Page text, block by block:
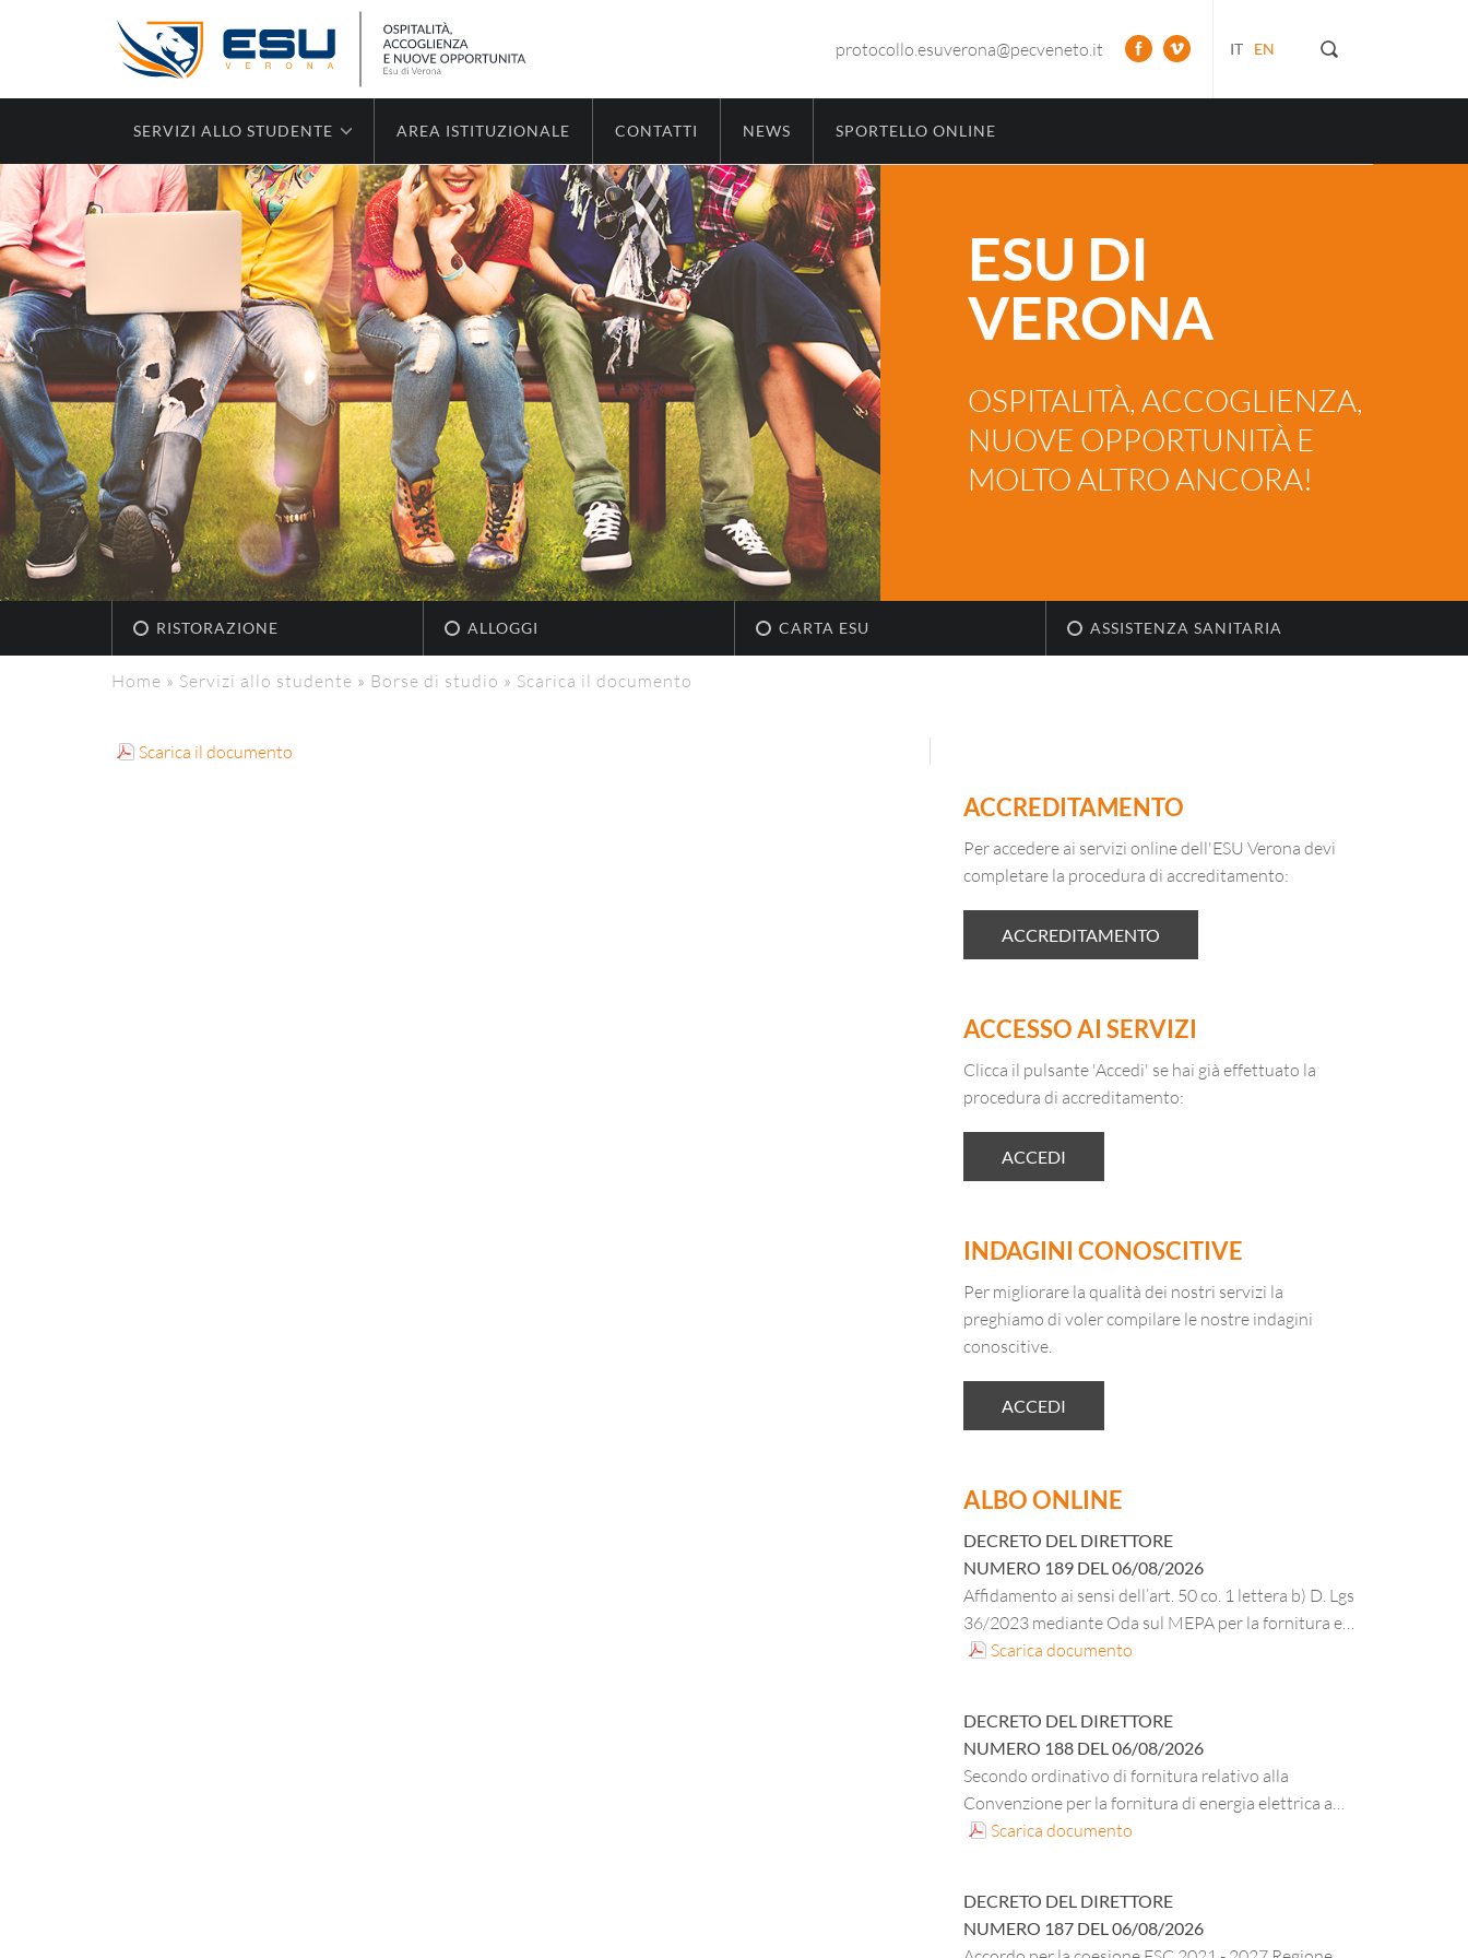
IT EN
protocollo.esuverona@pecveneto.it
SERVIZI ALLO STUDENTE AREA ISTITUZIONALE CONTATTI NEWS SPORTELLO ONLINE
ESU DI
VERONA
OSPITALITÀ, ACCOGLIENZA,
NUOVE OPPORTUNITÀ E
MOLTO ALTRO ANCORA!
RISTORAZIONE ALLOGGI CARTA ESU ASSISTENZA SANITARIA
Home » Servizi allo studente » Borse di studio » Scarica il documento
Scarica il documento
ACCREDITAMENTO
Per accedere ai servizi online dell'ESU Verona devi
completare la procedura di accreditamento:
ACCREDITAMENTO
ACCESSO AI SERVIZI
Clicca il pulsante 'Accedi' se hai già effettuato la
procedura di accreditamento:
ACCEDI
INDAGINI CONOSCITIVE
Per migliorare la qualità dei nostri servizi la
preghiamo di voler compilare le nostre indagini
conoscitive.
ACCEDI
ALBO ONLINE
DECRETO DEL DIRETTORE
NUMERO 189 DEL06/08/2026
Affidamento ai sensi dell’art. 50 co. 1 lettera b) D. Lgs
36/2023 mediante Oda sul MEPA per la fornitura e
installazione di apparati attivi di rete per la residenza
Scarica documento
DECRETO DEL DIRETTORE
NUMERO 188 DEL06/08/2026
Secondo ordinativo di fornitura relativo alla
Convenzione per la fornitura di energia elettrica a
prezzo variabile e dei servizi connessi per le
dell’ESU di Verona CIG master B2B780EAEA – CIG
derivato BB6E49852B.
Scarica documento
DECRETO DEL DIRETTORE
NUMERO 187 DEL06/08/2026